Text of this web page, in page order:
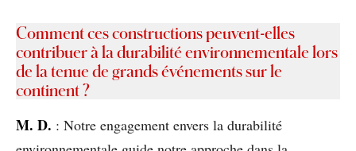
Comment ces constructions peuvent-elles
contribuer à la durabilité environnementale lors
de la tenue de grands événements sur le
continent ?
M. D. : Notre engagement envers la durabilité